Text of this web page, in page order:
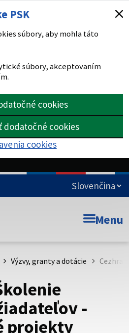
PSK
súbory, aby mohla táto
súbory, akceptovaním
cookies
dodatočné cookies
cookies
Prešovského
že zdieľate informácie iba
stránku. Zabezpečená stránka
domény webového sídla.
Menu
Výzvy, granty a dotácie
-
projekty